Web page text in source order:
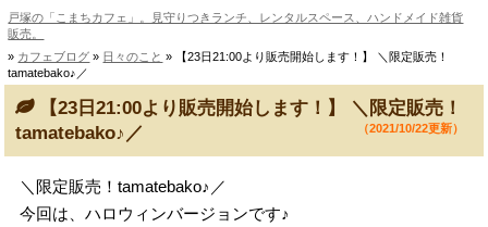
戸塚の「こまちカフェ」。見守りつきランチ、レンタルスペース、ハンドメイド雑貨
販売。
» カフェブログ » 日々のこと » 【23日21:00より販売開始します！】 ＼限定販売！
tamatebako♪／
【23日21:00より販売開始します！】 ＼限定販売！
tamatebako♪／
（2021/10/22更新）
＼限定販売！tamatebako♪／
今回は、ハロウィンバージョンです♪